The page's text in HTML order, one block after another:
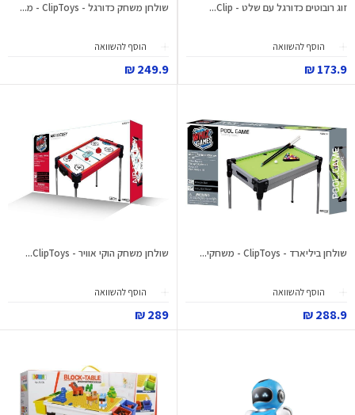
זוג רובוטים כדורגל עם שלט - Clip...
הוסף להשוואה
173.9 ₪
שולחן משחק כדורגל - ClipToys - מ...
הוסף להשוואה
249.9 ₪
שולחן ביליארד - ClipToys - משחקי...
הוסף להשוואה
288.9 ₪
שולחן משחק הוקי אוויר - ClipToys...
הוסף להשוואה
289 ₪